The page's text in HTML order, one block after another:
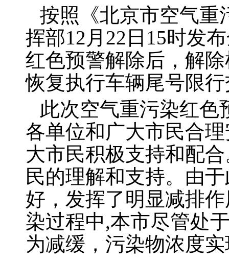
按照《北京市空气重
挥部12 月 22 日 15时发
红色预警解除后，解
恢复执行车辆尾号限
此次空气重污染红色
各单位和广大市民合
大市民积极支持和配
民的理解和支持。由
好，发挥了明显减排
染过程中,本市尽管处
为减缓，污染物浓度